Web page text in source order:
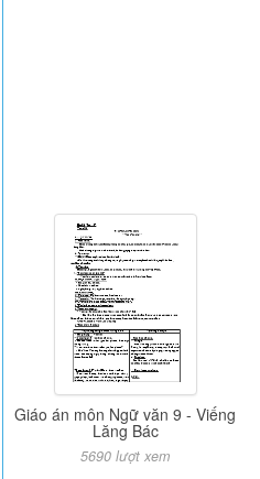
Giáo án môn Ngữ văn 9 - Viếng
Lăng Bác
5690 lượt xem